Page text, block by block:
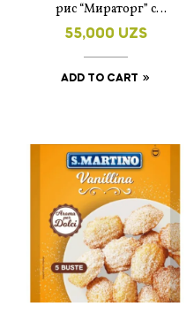
рис “Мираторг” с
курицей 400 г
55,000 UZS
ADD TO CART